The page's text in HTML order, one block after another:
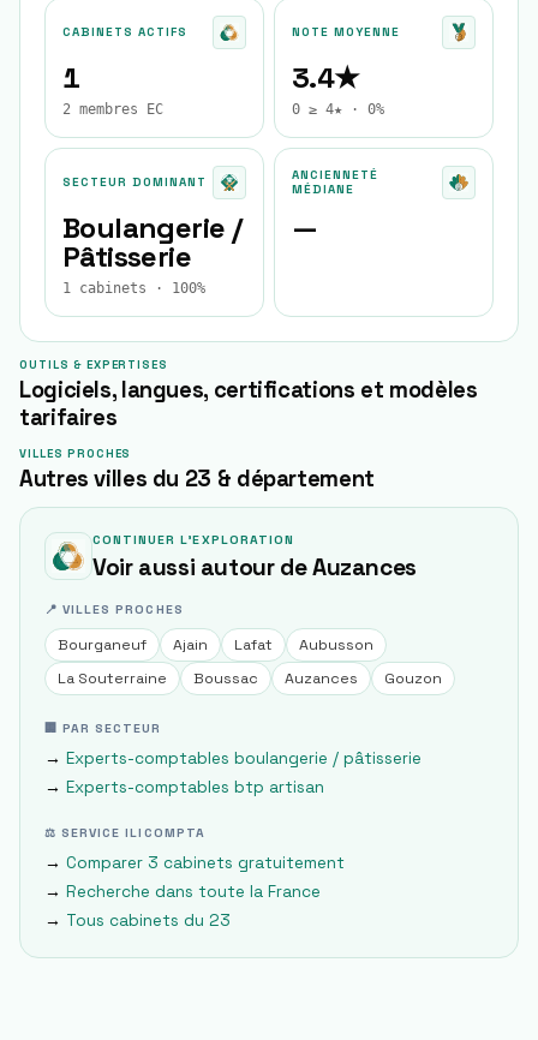
CABINETS ACTIFS
1
2 membres EC
NOTE MOYENNE
3.4★
0 ≥ 4★ · 0%
SECTEUR DOMINANT
Boulangerie /
Pâtisserie
1 cabinets · 100%
ANCIENNETÉ
MÉDIANE
—
OUTILS & EXPERTISES
Logiciels, langues, certifications et modèles
tarifaires
VILLES PROCHES
Autres villes du 23 & département
CONTINUER L'EXPLORATION
Voir aussi autour deAuzances
📍 VILLES PROCHES
Bourganeuf Ajain Lafat
Aubusson
La Souterraine
Boussac Auzances Gouzon
🏢 PAR SECTEUR
→ Experts-comptables boulangerie / pâtisserie
→ Experts-comptables btp artisan
⚖ SERVICE ILICOMPTA
→ Comparer 3 cabinets gratuitement
→ Recherche dans toute la France
→ Tous cabinets du 23